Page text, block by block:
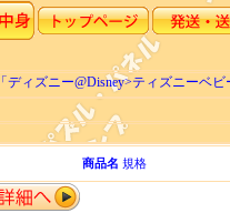
「ディズニー@Disney>ティズニー
商品名 規格